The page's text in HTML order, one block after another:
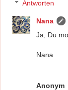
Antworten
Nana
Ja, Du
Nana
Anonym